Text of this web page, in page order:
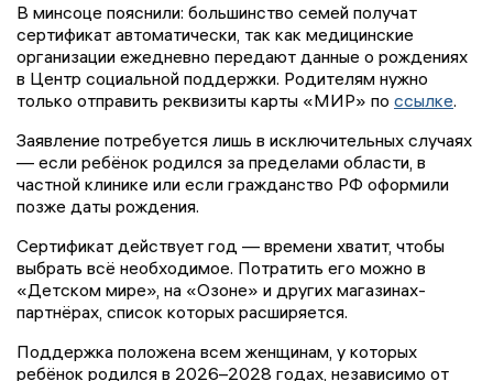
В минсоце пояснили: большинство семей получат
сертификат автоматически, так как медицинские
организации ежедневно передают данные о рождениях
в Центр социальной поддержки. Родителям нужно
только отправить реквизиты карты «МИР» по ссылке.
Заявление потребуется лишь в исключительных случаях
— если ребёнок родился за пределами области, в
частной клинике или если гражданство РФ оформили
позже даты рождения.
Сертификат действует год — времени хватит, чтобы
выбрать всё необходимое. Потратить его можно в
«Детском мире», на «Озоне» и других магазинах-
партнёрах, список которых расширяется.
Поддержка положена всем женщинам, у которых
ребёнок родился в 2026–2028 годах, независимо от